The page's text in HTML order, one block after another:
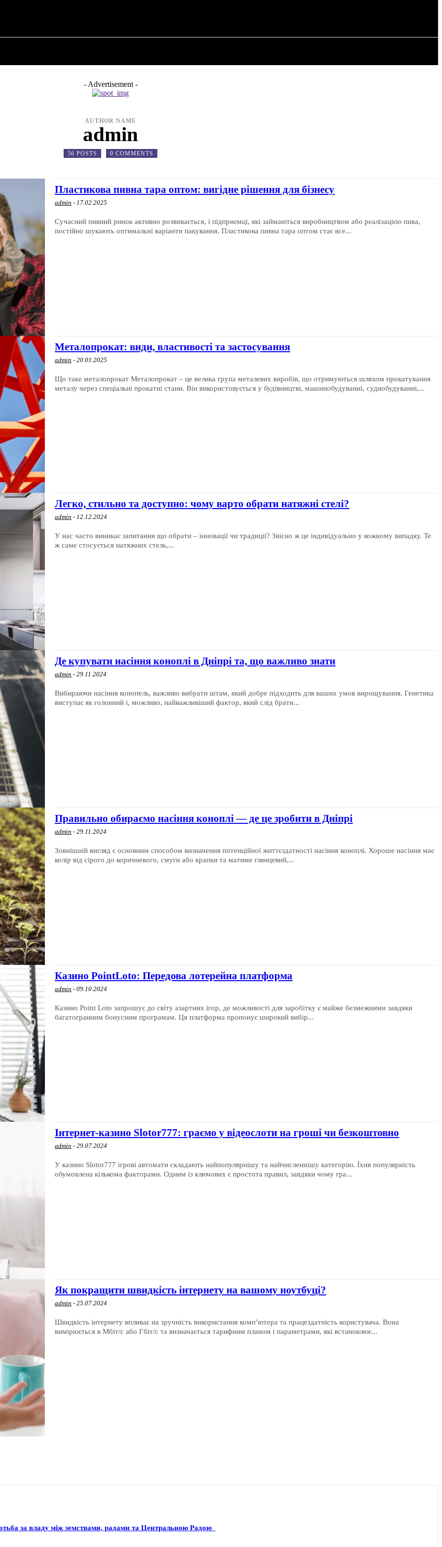
- Advertisement -
AUTHOR NAME
admin
56 POSTS 0 COMMENTS
Пластикова пивна тара оптом: вигідне рішення для бізнесу
admin - 17.02.2025
Сучасний пивний ринок активно розвивається, і підприємці, які займаються виробництвом або реалізацією пива,
постійно шукають оптимальні варіанти пакування. Пластикова пивна тара оптом стає все...
Металопрокат: види, властивості та застосування
admin - 20.01.2025
Що таке металопрокат Металопрокат – це велика група металевих виробів, що отримуються шляхом прокатування
металу через спеціальні прокатні стани. Він використовується у будівництві, машинобудуванні, суднобудуванні,...
Легко, стильно та доступно: чому варто обрати натяжні стелі?
admin - 12.12.2024
У нас часто виникає запитання що обрати – інновації чи традиції? Звісно ж це індивідуально у кожному випадку. Те
ж саме стосується натяжних стель,...
Де купувати насіння коноплі в Дніпрі та, що важливо знати
admin - 29.11.2024
Вибираючи насіння конопель, важливо вибрати штам, який добре підходить для ваших умов вирощування. Генетика
виступає як головний і, можливо, найважливіший фактор, який слід брати...
Правильно обираємо насіння коноплі — де це зробити в Дніпрі
admin - 29.11.2024
Зовнішній вигляд є основним способом визначення потенційної життєздатності насіння коноплі. Хороше насіння має
колір від сірого до коричневого, смуги або крапки та матиме глянцевий,...
Казино PointLoto: Передова лотерейна платформа
admin - 09.10.2024
Казино Point Loto запрошує до світу азартних ігор, де можливості для заробітку є майже безмежними завдяки
багатогранним бонусним програмам. Ця платформа пропонує широкий вибір...
Інтернет-казино Slotor777: граємо у відеослоти на гроші чи безкоштовно
admin - 29.07.2024
У казино Slotor777 ігрові автомати складають найпопулярнішу та найчисленнішу категорію. Їхня популярність
обумовлена ​​кількома факторами. Одним із ключових є простота правил, завдяки чому гра...
Як покращити швидкість інтернету на вашому ноутбуці?
admin - 25.07.2024
Швидкість інтернету впливає на зручність використання комп’ютера та працездатність користувача. Вона
вимірюється в Мбіт/с або Гбіт/с та визначається тарифним планом і параметрами, які встановлює...
за владу між земствами, радами та Центральною Радою